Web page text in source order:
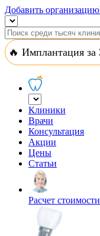
Добавить организацию
🔥 Имплантация за
Клиники
Врачи
Консультация
Акции
Цены
Статьи
Расчет